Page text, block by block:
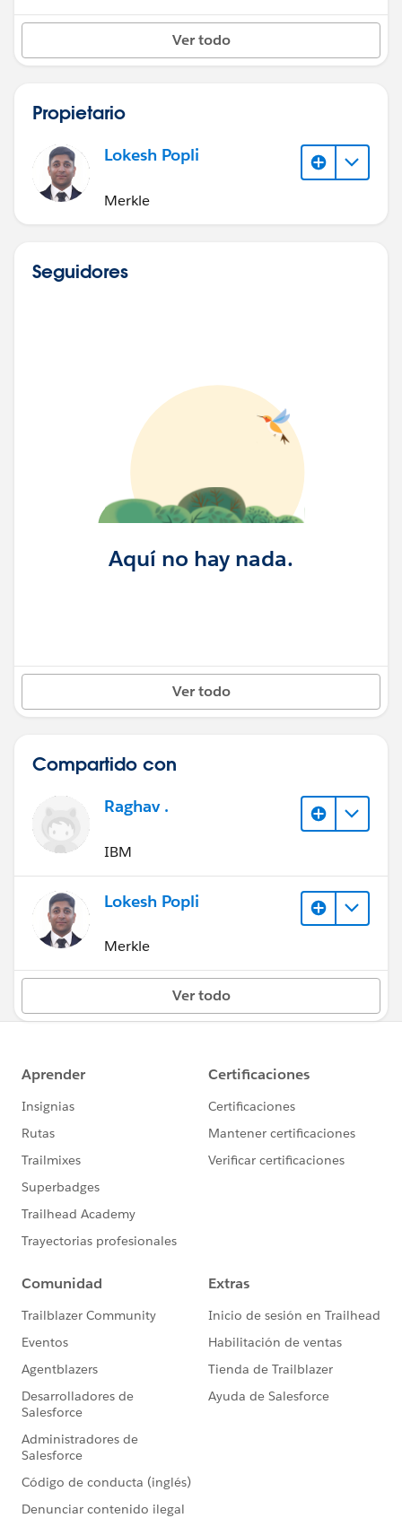
Ver todo
Propietario
Lokesh Popli
Merkle
Seguidores
Aquí no hay nada.
Ver todo
Compartido con
Raghav .
IBM
Lokesh Popli
Merkle
Ver todo